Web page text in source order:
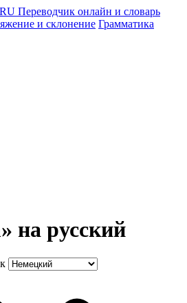
и склонение Грамматика
на русский